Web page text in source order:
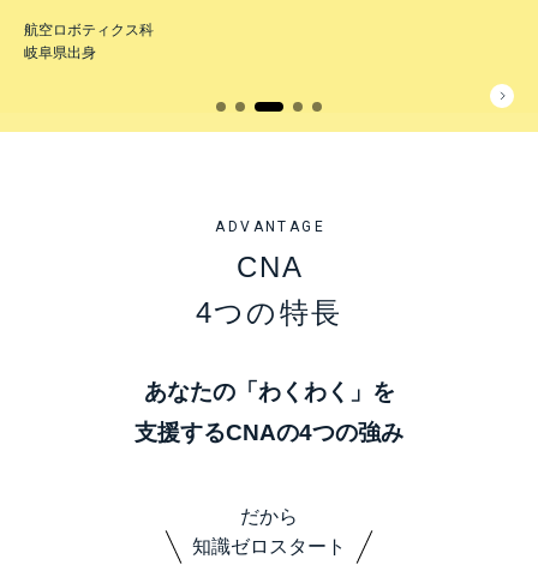
航空ロボティクス科
岐阜県出身
ADVANTAGE
CNA
4つの特長
あなたの「わくわく」を
支援するCNAの4つの強み
だから
知識ゼロスタート